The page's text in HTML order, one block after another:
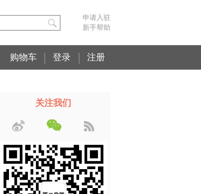
申请入驻
新手帮助
购物车 登录 注册
关注我们